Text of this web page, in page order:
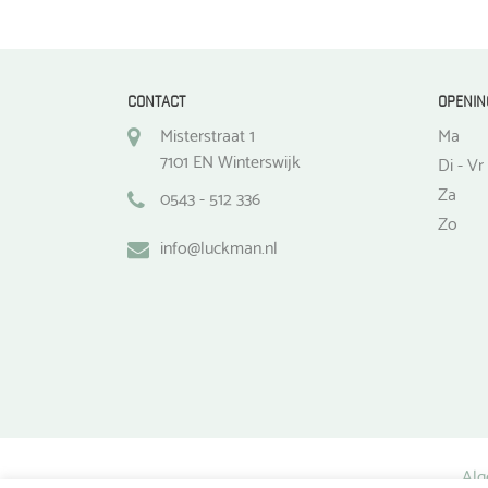
CONTACT
Misterstraat 1
7101 EN Winterswijk
0543 - 512 336
info@luckman.nl
Ma
Di - Vr
Za
Zo